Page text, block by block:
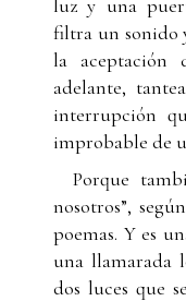
luz y una
filtra un sonido
la aceptación
adelante,
interrupción
improbable de
Porque
nosotros”,
poemas. Y es
una llamarada
dos luces que